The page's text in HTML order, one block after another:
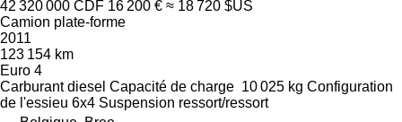
42 320 000 CDF 16 200 € ≈ 18 720 $US
Camion plate-forme
2011
123 154 km
Euro 4
Carburant diesel Capacité de charge 10 025 kg Configuration
de l'essieu 6x4 Suspension ressort/ressort